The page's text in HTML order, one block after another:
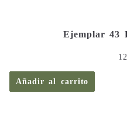
Ejemplar 43
Añadir al carrito